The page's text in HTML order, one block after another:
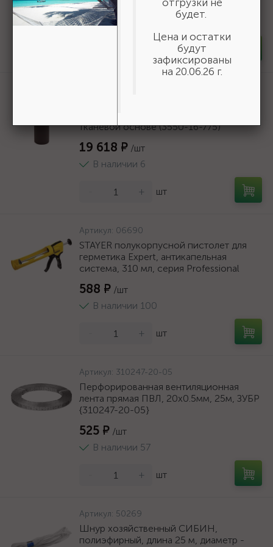
166 ₽ /шт
В наличии 35
тканевой основе (3550-16-775)
19 618 ₽ /шт
В наличии 6
+ шт
Артикул: 06690
STAYER полукорпусной пистолет для
герметика Expert, антикапельная
система, 310 мл, серия Professional
588 ₽ /шт
В наличии 100
+ шт
Артикул: 310247-20-05
Перфорированная вентиляционная
лента прямая ПВЛ, 20х0.5мм, 25м, ЗУБР
{310247-20-05}
525 ₽ /шт
В наличии 57
+ шт
Артикул: 50269
Шнур хозяйственный СИБИН,
полиэфирный, длина 25 м, диаметр -
отгрузки не
будет.
Цена и остатки
будут
зафиксированы
на 20.06.26 г.